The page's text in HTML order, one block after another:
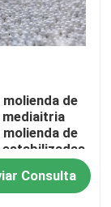
de
de
Consulta